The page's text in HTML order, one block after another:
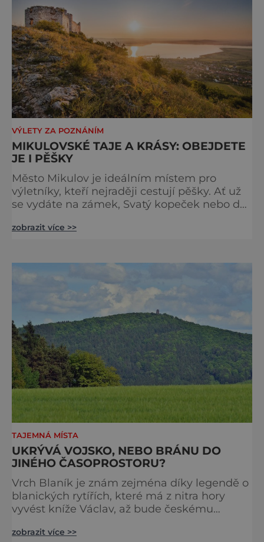
VÝLETY ZA POZNÁNÍM
MIKULOVSKÉ TAJE A KRÁSY: OBEJDETE
JE I PĚŠKY
Město Mikulov je ideálním místem pro
výletníky, kteří nejraději cestují pěšky. Ať už
se vydáte na zámek, Svatý kopeček nebo do
užijete a rozhodně si při tom nestrhnete. Z
Turold Procházku začínáme v Mikulově, na
vrchu Turold. Ten nabízí podívanou, kterou v
zobrazit více >>
TAJEMNÁ MÍSTA
UKRÝVÁ VOJSKO, NEBO BRÁNU DO
JINÉHO ČASOPROSTORU?
Vrch Blaník je znám zejména díky legendě o
blanických rytířích, které má z nitra hory
vyvést kníže Václav, až bude českému
však v okolí hory ozývá nevysvětlitelné
zobrazit více >>